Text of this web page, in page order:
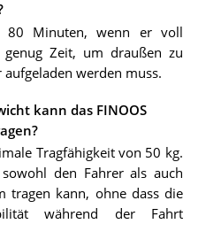
Minuten, wenn er voll
Zeit, um draußen zu
werden muss.
kann das FINOOS
Tragfähigkeit von 50 kg.
den Fahrer als auch
tragen kann, ohne dass die
während der Fahrt